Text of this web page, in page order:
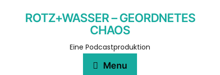
ROTZ+WASSER – GEORDNETES
CHAOS
Eine Podcastproduktion
Menu